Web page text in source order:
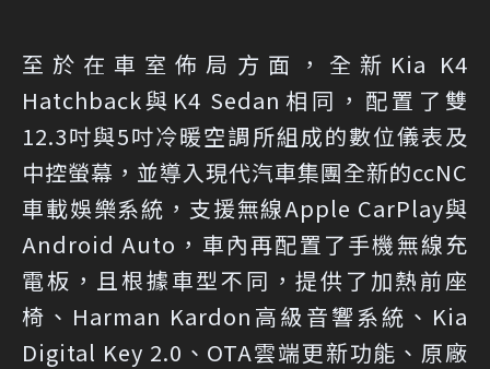
至於在車室佈局方面，全新Kia K4
Hatchback與K4 Sedan相同，配置了雙
12.3吋與5吋冷暖空調所組成的數位儀表及
中控螢幕，並導入現代汽車集團全新的ccNC
車載娛樂系統，支援無線Apple CarPlay與
Android Auto，車內再配置了手機無線充
電板，且根據車型不同，提供了加熱前座
椅、Harman Kardon高級音響系統、Kia
Digital Key 2.0、OTA雲端更新功能、原廠